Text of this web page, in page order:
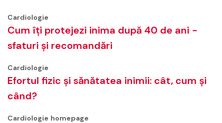
Cardiologie
Cum îți protejezi inima după 40 de ani -
sfaturi și recomandări
Cardiologie
Efortul fizic și sănătatea inimii: cât, cum și
când?
Cardiologie homepage